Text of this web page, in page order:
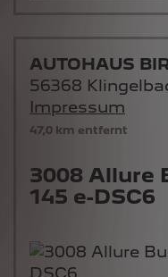
47,0 km entfernt
3008 Allure
145 e-DSC6
AUTOHAUS
56368
Impressum